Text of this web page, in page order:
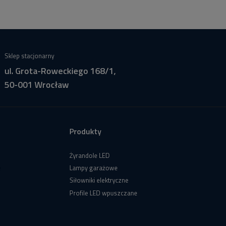
Sklep stacjonarny
ul. Grota-Roweckiego 168/1,
50-001 Wrocław
Produkty
Żyrandole LED
Lampy garażowe
Siłowniki elektryczne
Profile LED wpuszczane